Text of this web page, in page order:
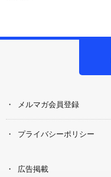
メルマガ会員登録
プライバシーポリシー
広告掲載